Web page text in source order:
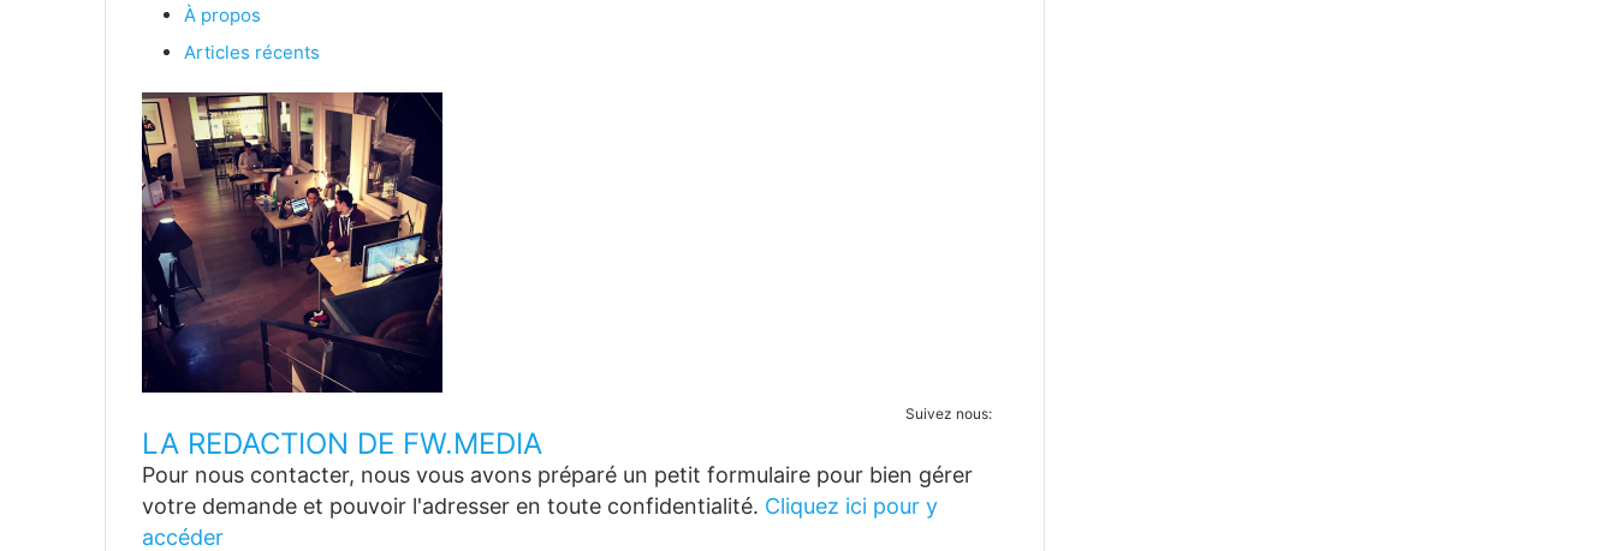
À propos
Articles récents
Suivez nous:
LA REDACTION DE FW.MEDIA
Pour nous contacter, nous vous avons préparé un petit formulaire pour bien gérer
votre demande et pouvoir l'adresser en toute confidentialité. Cliquez ici pour y
accéder